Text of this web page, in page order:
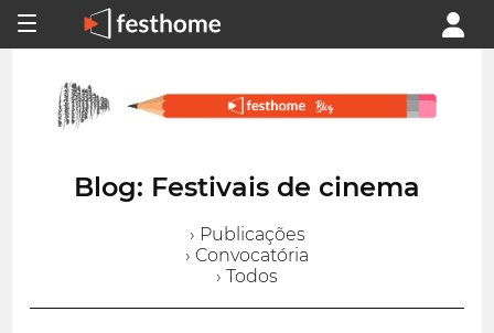
Blog: Festivais de cinema
› Publicações
› Convocatória
› Todos